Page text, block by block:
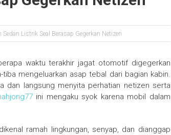
Sedan Listrik Seal Berasap Gegerkan Netizen
waktu terakhir jagat otomotif digegerkan
mengeluarkan asap tebal dari bagian kabin.
dan langsung menyita perhatian netizen serta
ini mengaku syok karena mobil dalam
ramah lingkungan, senyap, dan dianggap